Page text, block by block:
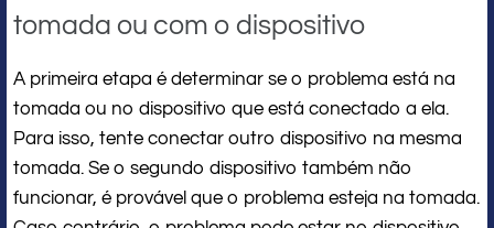
tomada ou com o dispositivo
A primeira etapa é determinar se o problema está na
tomada ou no dispositivo que está conectado a ela.
Para isso, tente conectar outro dispositivo na mesma
tomada. Se o segundo dispositivo também não
funcionar, é provável que o problema esteja na tomada.